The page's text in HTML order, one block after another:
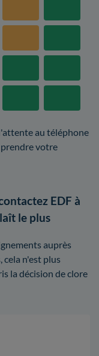
au téléphone
votre
EDF à
le plus
auprès
cela n'est plus
la décision de clore